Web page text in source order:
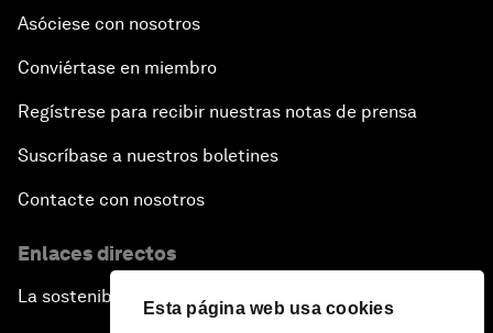
Esta página web usa cookies
Asóciese con nosotros
Conviértase en miembro
Regístrese para recibir nuestras notas de prensa
Suscríbase a nuestros boletines
Contacte con nosotros
Enlaces directos
La sostenibilidad en el Foro